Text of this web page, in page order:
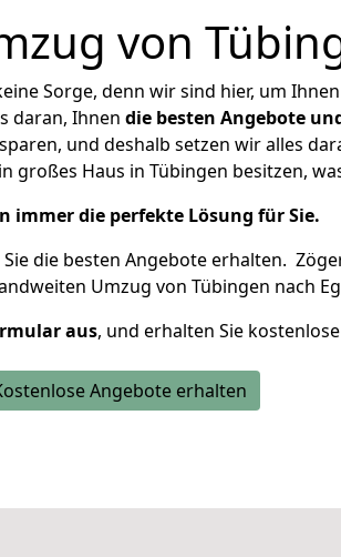
von
Sorge, denn wir sind hier, um
daran, Ihnen die besten Angebote
und deshalb setzen wir alles
großes Haus in Tübingen besitzen,
immer die perfekte Lösung für Sie.
die besten Angebote erhalten.
Umzug von Tübingen nach
aus, und erhalten Sie
Angebote erhalten